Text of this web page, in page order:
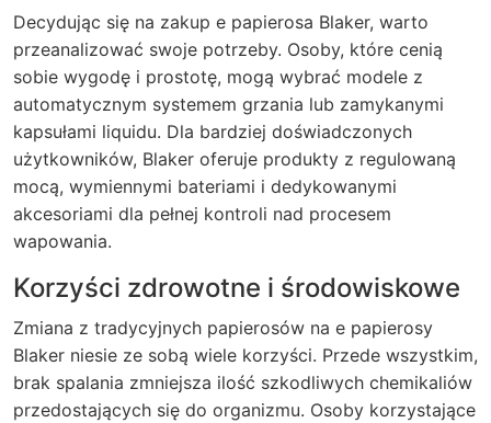
Decydując się na zakup e papierosa Blaker, warto
przeanalizować swoje potrzeby. Osoby, które cenią
sobie wygodę i prostotę, mogą wybrać modele z
automatycznym systemem grzania lub zamykanymi
kapsułami liquidu. Dla bardziej doświadczonych
użytkowników, Blaker oferuje produkty z regulowaną
mocą, wymiennymi bateriami i dedykowanymi
akcesoriami dla pełnej kontroli nad procesem
wapowania.
Korzyści zdrowotne i środowiskowe
Zmiana z tradycyjnych papierosów na e papierosy
Blaker niesie ze sobą wiele korzyści. Przede wszystkim,
brak spalania zmniejsza ilość szkodliwych chemikaliów
przedostających się do organizmu. Osoby korzystające